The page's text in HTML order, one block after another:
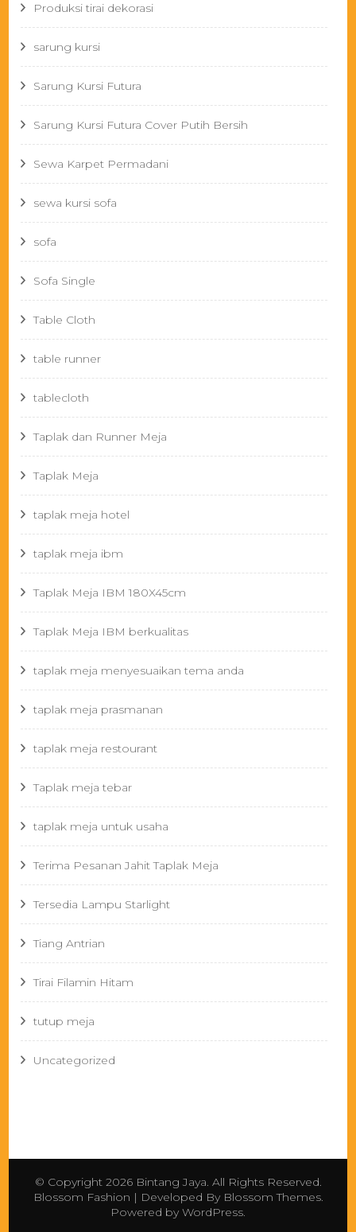
Produksi tirai dekorasi
sarung kursi
Sarung Kursi Futura
Sarung Kursi Futura Cover Putih Bersih
Sewa Karpet Permadani
sewa kursi sofa
sofa
Sofa Single
Table Cloth
table runner
tablecloth
Taplak dan Runner Meja
Taplak Meja
taplak meja hotel
taplak meja ibm
Taplak Meja IBM 180X45cm
Taplak Meja IBM berkualitas
taplak meja menyesuaikan tema anda
taplak meja prasmanan
taplak meja restourant
Taplak meja tebar
taplak meja untuk usaha
Terima Pesanan Jahit Taplak Meja
Tersedia Lampu Starlight
Tiang Antrian
Tirai Filamin Hitam
tutup meja
Uncategorized
© Copyright 2026 Bintang Jaya. All Rights Reserved.
Blossom Fashion | Developed ByBlossom Themes.
Powered by WordPress.